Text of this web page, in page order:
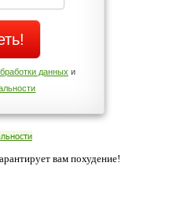
вы соглашаетесь с нашей